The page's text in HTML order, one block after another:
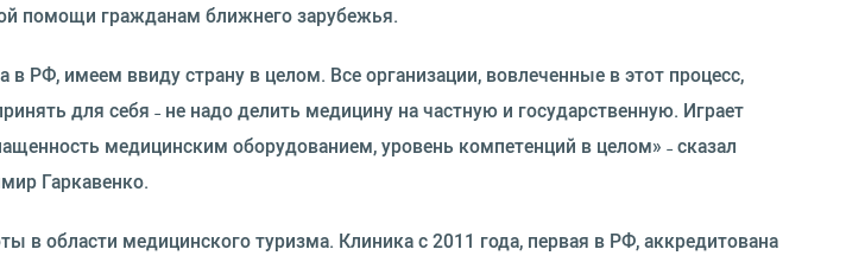
помощи гражданам ближнего зарубежья.
РФ, имеем ввиду страну в целом. Все организации, вовлеченные в этот процесс,
для себя ˗ не надо делить медицину на частную и государственную. Играет
медицинским оборудованием, уровень компетенций в целом» ˗ сказал
Гаркавенко.
области медицинского туризма. Клиника с 2011 года, первая в РФ, аккредитована